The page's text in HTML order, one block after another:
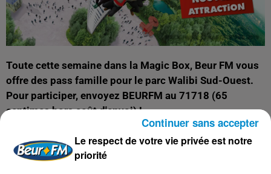
Toute cette semaine dans la Magic Box, Beur FM vous
offre des pass famille pour le parc Walibi Sud-Ouest.
Pour participer, envoyez BEURFM au 71718 (65
centimes hors coût d'envoi) !
Mission 100% adrénaline avec la nouvelle attraction
Le respect de votre vie privée est notre
priorité
Continuer sans accepter